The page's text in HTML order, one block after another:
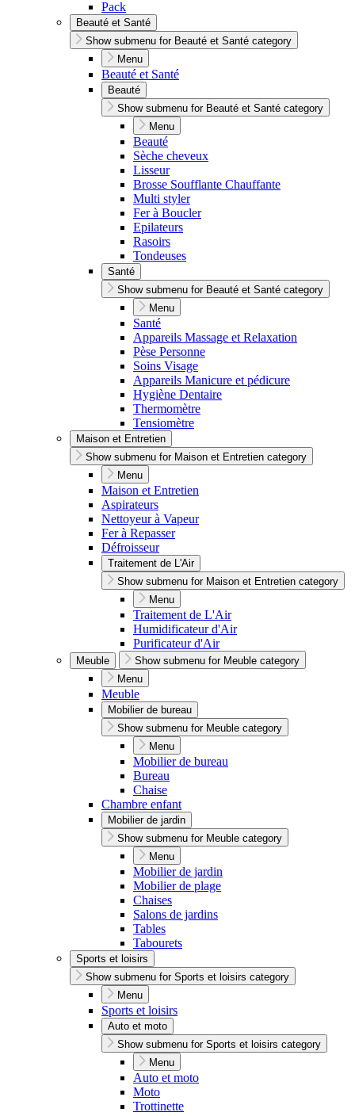
Pack
Beauté et Santé
Show submenu for Beauté et Santé category
Menu
Beauté et Santé
Beauté
Show submenu for Beauté et Santé category
Menu
Beauté
Sèche cheveux
Lisseur
Brosse Soufflante Chauffante
Multi styler
Fer à Boucler
Epilateurs
Rasoirs
Tondeuses
Santé
Show submenu for Beauté et Santé category
Menu
Santé
Appareils Massage et Relaxation
Pèse Personne
Soins Visage
Appareils Manicure et pédicure
Hygiène Dentaire
Thermomètre
Tensiomètre
Maison et Entretien
Show submenu for Maison et Entretien category
Menu
Maison et Entretien
Aspirateurs
Nettoyeur à Vapeur
Fer à Repasser
Défroisseur
Traitement de L'Air
Show submenu for Maison et Entretien category
Menu
Traitement de L'Air
Humidificateur d'Air
Purificateur d'Air
Meuble
Show submenu for Meuble category
Menu
Meuble
Mobilier de bureau
Show submenu for Meuble category
Menu
Mobilier de bureau
Bureau
Chaise
Chambre enfant
Mobilier de jardin
Show submenu for Meuble category
Menu
Mobilier de jardin
Mobilier de plage
Chaises
Salons de jardins
Tables
Tabourets
Sports et loisirs
Show submenu for Sports et loisirs category
Menu
Sports et loisirs
Auto et moto
Show submenu for Sports et loisirs category
Menu
Auto et moto
Moto
Trottinette